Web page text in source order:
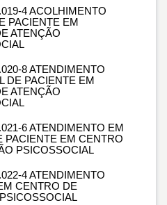
4 ACOLHIMENTO
PACIENTE EM
ATENÇÃO
8 ATENDIMENTO
DE PACIENTE EM
ATENÇÃO
6 ATENDIMENTO EM
PACIENTE EM CENTRO
PSICOSSOCIAL
4 ATENDIMENTO
CENTRO DE